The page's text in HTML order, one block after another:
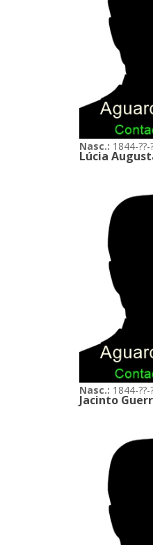
Nasc.: 1844-??-
Lúcia
Nasc.: 1844-??-
Jacinto